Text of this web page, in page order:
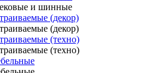
и шинные
(декор)
(декор)
(техно)
(техно)